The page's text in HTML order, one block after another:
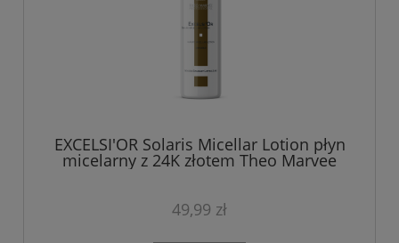
EXCELSI'OR Solaris Micellar Lotion płyn
micelarny z 24K złotem Theo Marvee
49,99 zł